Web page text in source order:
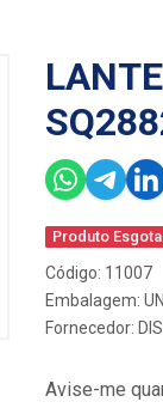
Produto
Código: 11007
Embalagem:
Fornecedor:
Avise-me